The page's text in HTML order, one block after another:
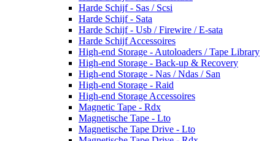
Harde Schijf - Sas / Scsi
Harde Schijf - Sata
Harde Schijf - Usb / Firewire / E-sata
Harde Schijf Accessoires
High-end Storage - Autoloaders / Tape Library
High-end Storage - Back-up & Recovery
High-end Storage - Nas / Ndas / San
High-end Storage - Raid
High-end Storage Accessoires
Magnetic Tape - Rdx
Magnetische Tape - Lto
Magnetische Tape Drive - Lto